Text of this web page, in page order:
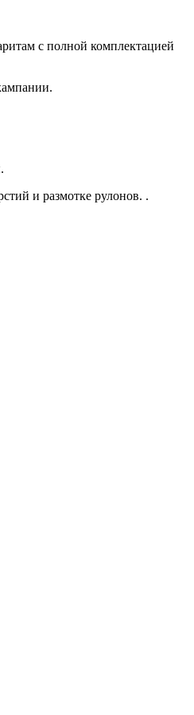
с полной комплектацией
.
и размотке рулонов. .